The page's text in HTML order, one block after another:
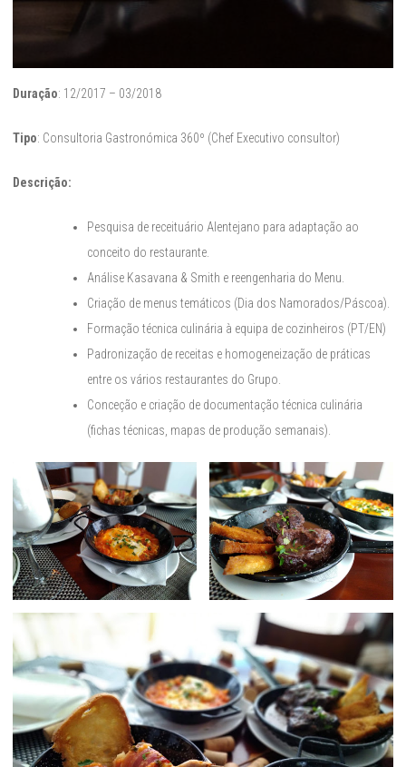
Duração: 12/2017 – 03/2018
Tipo: Consultoria Gastronómica 360º (Chef Executivo consultor)
Descrição:
Pesquisa de receituário Alentejano para adaptação ao
conceito do restaurante.
Análise Kasavana & Smith e reengenharia do Menu.
Criação de menus temáticos (Dia dos Namorados/Páscoa).
Formação técnica culinária à equipa de cozinheiros (PT/EN)
Padronização de receitas e homogeneização de práticas
entre os vários restaurantes do Grupo.
Conceção e criação de documentação técnica culinária
(fichas técnicas, mapas de produção semanais).